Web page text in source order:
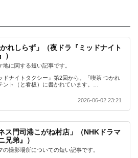
かれしらず」（夜ドラ『ミッドナイト
）
地に関する短い記事です。
ドナイトタクシー』第2回から。「喫茶 つかれ
ント（と看板）に書かれています。…
2026-06-02 23:21
ス門司港こがね村店」（NHKドラマ
兄弟』）
の撮影場所についての短い記事です。